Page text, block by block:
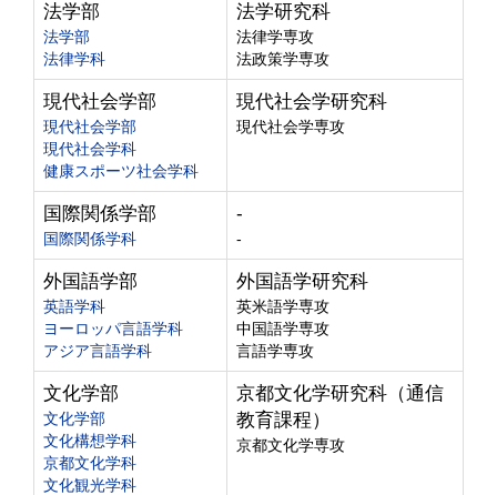
法学部
法学部
法律学科
法学研究科
法律学専攻
法政策学専攻
現代社会学部
現代社会学部
現代社会学科
健康スポーツ社会学科
現代社会学研究科
現代社会学専攻
国際関係学部
国際関係学科
-
-
外国語学部
英語学科
ヨーロッパ言語学科
アジア言語学科
外国語学研究科
英米語学専攻
中国語学専攻
言語学専攻
文化学部
文化学部
文化構想学科
京都文化学科
文化観光学科
京都文化学研究科（通信
教育課程）
京都文化学専攻